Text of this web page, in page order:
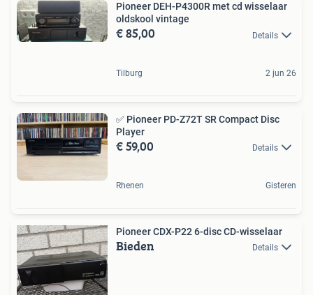
Pioneer DEH-P4300R met cd wisselaar
oldskool vintage
€ 85,00 Details
Tilburg 2 jun 26
✅ Pioneer PD-Z72T SR Compact Disc
Player
€ 59,00 Details
Rhenen Gisteren
Pioneer CDX-P22 6-disc CD-wisselaar
Bieden Details